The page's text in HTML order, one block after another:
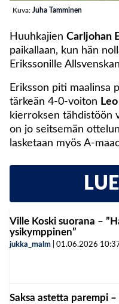
Kuva: Juha Tamminen
Huuhkajien Carljohan
paikallaan, kun hän
Erikssonille
Eriksson piti maalinsa
tärkeän 4-0-voiton
kierroksen tähdistöön
on jo seitsemän
lasketaan myös A-
Ville Koski suorana –
ysikymppinen”
jukka_malm 01.06.2026
Saksa astetta parempi